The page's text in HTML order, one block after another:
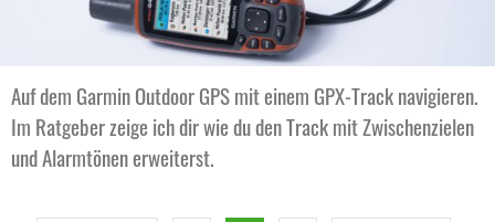
Auf dem Garmin Outdoor GPS mit einem GPX-Track navigieren.
Im Ratgeber zeige ich dir wie du den Track mit Zwischenzielen
und Alarmtönen erweiterst.